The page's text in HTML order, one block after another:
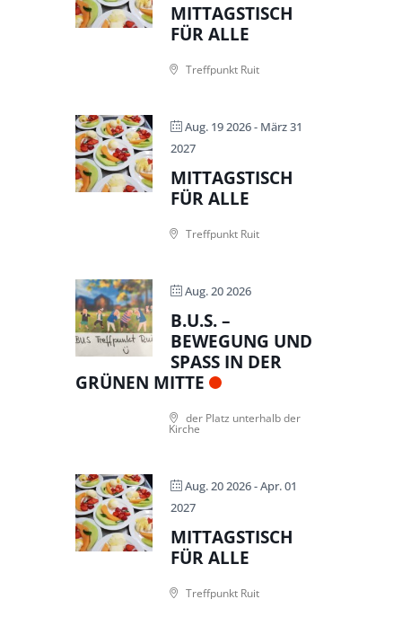
MITTAGSTISCH
FÜR ALLE
Treffpunkt Ruit
Aug. 19 2026- März 31
2027
MITTAGSTISCH
FÜR ALLE
Treffpunkt Ruit
Aug. 20 2026
B.U.S. –
BEWEGUNG UND
SPASS IN DER G
RÜNEN MITTE
der Platz unterhalb der
Kirche
Aug. 20 2026- Apr. 01
2027
MITTAGSTISCH
FÜR ALLE
Treffpunkt Ruit